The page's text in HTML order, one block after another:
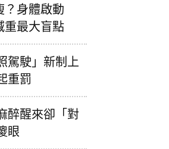
？身體啟動
重最大盲點
駕駛」新制上
重罰
醉醒來卻「對
眼